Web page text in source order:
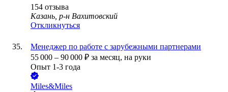
154 отзыва
Казань, р-н Вахитовский
Откликнуться
Менеджер по работе с зарубежными партнерами
55 000 – 90 000 ₽ за месяц, на руки
Опыт 1-3 года
Miles&Miles